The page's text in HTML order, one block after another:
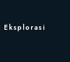
Eksplorasi